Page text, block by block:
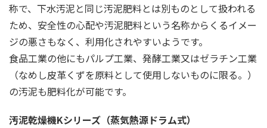
称で、下水汚泥と同じ汚泥肥料とは別ものとして扱われる
ため、安全性の心配や汚泥肥料という名称からくるイメー
ジの悪さもなく、利用化されやすいようです。
食品工業の他にもパルプ工業、発酵工業又はゼラチン工業
（なめし皮革くずを原料として使用しないものに限る。）
の汚泥も肥料化が可能です。
汚泥乾燥機Kシリーズ（蒸気熱源ドラム式）